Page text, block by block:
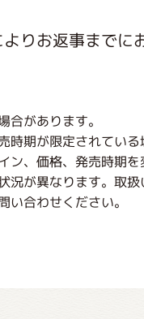
りお返事までに
があります。
時期が限定されてい
ン、価格、発売時期
況が異なります。取
い合わせください。